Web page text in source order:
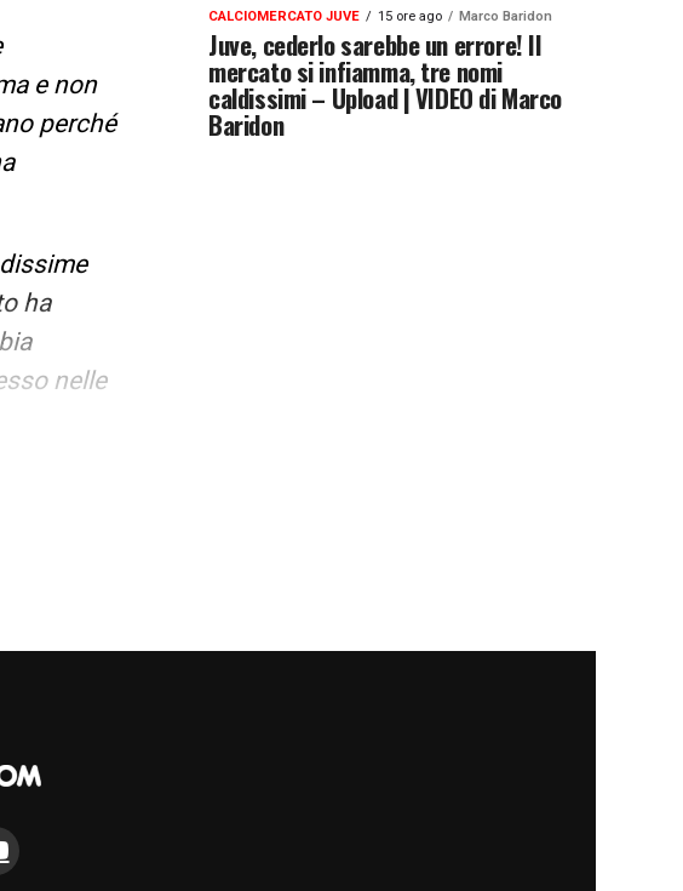
e non
perché
ha
nelle
un
CALCIOMERCATO JUVE 15 ore ago Marco Baridon
Juve, cederlo sarebbe un errore! Il
mercato si infiamma, tre nomi
caldissimi – Upload | VIDEO di Marco
Baridon